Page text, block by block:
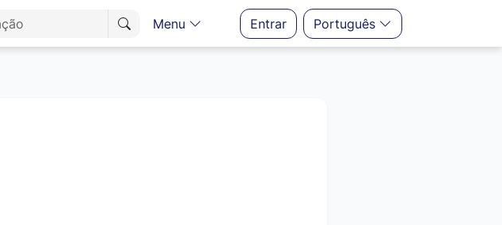
Menu Entrar Português